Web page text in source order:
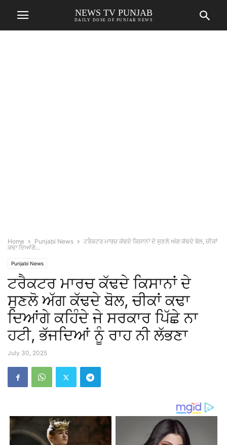
NEWS TV PUNJAB
DAILY DOSE OF PUNJAB NEWS
Home Punjabi News
ਟਰੈਕਟਰ ਮਾਰਚ ਕੱਢਦੇ ਕਿਸਾਨਾਂ ਦੇ ਸੁਣਲੋ ਅੱਗ ਕੱਢਦੇ ਬੋਲ, ਚੀਕਾਂ
ਕਢਾ ਦਿਆਂਗੇ...
Punjabi News
ਟਰੈਕਟਰ ਮਾਰਚ ਕੱਢਦੇ ਕਿਸਾਨਾਂ ਦੇ
ਸੁਣਲੋ ਅੱਗ ਕੱਢਦੇ ਬੋਲ, ਚੀਕਾਂ ਕਢਾ
ਦਿਆਂਗੇ ਕਹਿੰਦੇ ਜੇ ਸਰਕਾਰ ਪਿੱਛੇ ਨਾ
ਹਟੀ, ਭੱਜਦਿਆਂ ਨੂੰ ਰਾਹ ਨੀ ਲੱਭਣਾ
July 30, 2025